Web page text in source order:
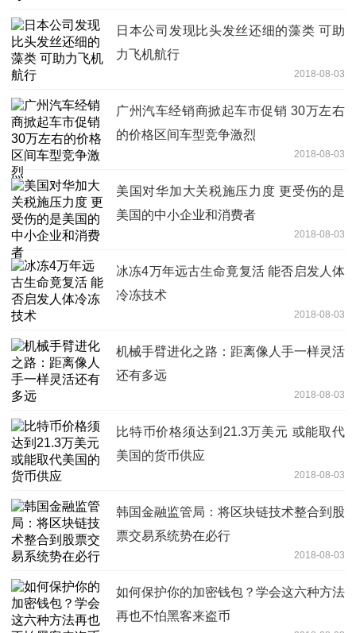
日本公司发现比头发丝还细的藻类 可助
力飞机航行
2018-08-03
广州汽车经销商掀起车市促销 30万左右
的价格区间车型竞争激烈
2018-08-03
美国对华加大关税施压力度 更受伤的是
美国的中小企业和消费者
2018-08-03
冰冻4万年远古生命竟复活 能否启发人体
冷冻技术
2018-08-03
机械手臂进化之路：距离像人手一样灵活
还有多远
2018-08-03
比特币价格须达到21.3万美元 或能取代
美国的货币供应
2018-08-03
韩国金融监管局：将区块链技术整合到股
票交易系统势在必行
2018-08-03
如何保护你的加密钱包？学会这六种方法
再也不怕黑客来盗币